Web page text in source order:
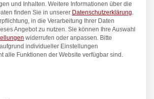
und Inhalten. Weitere Informationen über die
finden Sie in unserer Datenschutzerklärung.
in die Verarbeitung Ihrer Daten
Angebot zu nutzen. Sie können Ihre Auswahl
widerrufen oder anpassen. Bitte
individueller Einstellungen
alle Funktionen der Website verfügbar sind.
der Service-Gruppen, für die eine